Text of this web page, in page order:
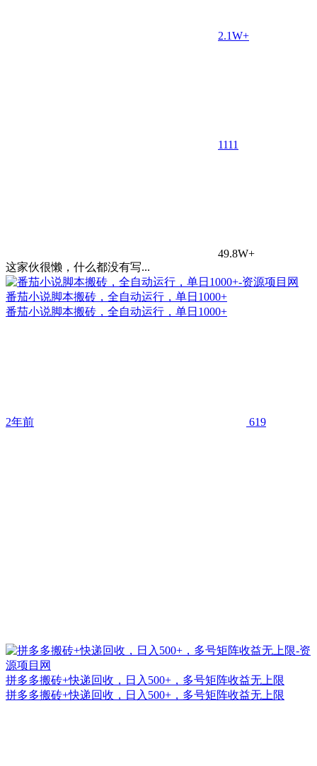
2.1W+
1111
49.8W+
这家伙很懒，什么都没有写...
番茄小说脚本搬砖，全自动运行，单日1000+
番茄小说脚本搬砖，全自动运行，单日1000+
2年前 619
拼多多搬砖+快递回收，日入500+，多号矩阵收益无上限
拼多多搬砖+快递回收，日入500+，多号矩阵收益无上限